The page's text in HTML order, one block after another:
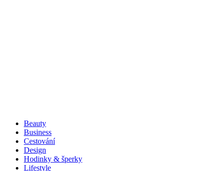
Beauty
Business
Cestování
Design
Hodinky & šperky
Lifestyle